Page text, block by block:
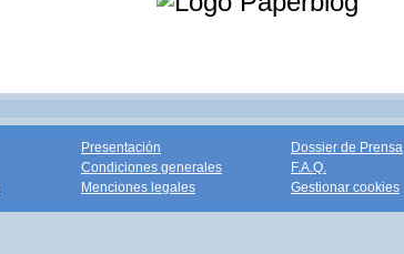
Presentación
Condiciones generales
Menciones legales
Dossier de Prensa
F.A.Q.
Gestionar cookies